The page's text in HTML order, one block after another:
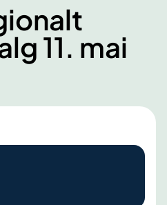
11. mai